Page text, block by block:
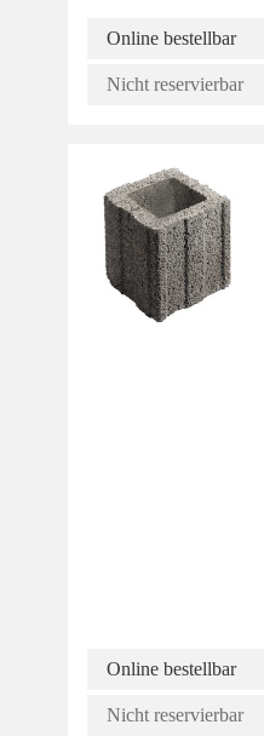
Online bestellbar
Nicht reservierbar
Online bestellbar
Nicht reservierbar